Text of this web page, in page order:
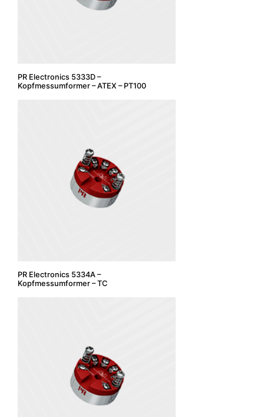
PR Electronics 5333D –
Kopfmessumformer – ATEX – PT100
PR Electronics 5334A –
Kopfmessumformer – TC